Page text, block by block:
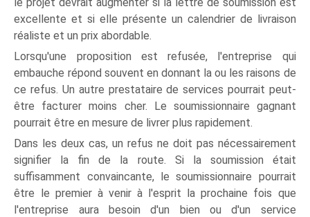
excellente et si elle présente un calendrier de livraison
réaliste et un prix abordable.
Lorsqu'une proposition est refusée, l'entreprise qui
embauche répond souvent en donnant la ou les raisons de
ce refus. Un autre prestataire de services pourrait peut-
être facturer moins cher. Le soumissionnaire gagnant
pourrait être en mesure de livrer plus rapidement.
Dans les deux cas, un refus ne doit pas nécessairement
signifier la fin de la route. Si la soumission était
suffisamment convaincante, le soumissionnaire pourrait
être le premier à venir à l'esprit la prochaine fois que
l'entreprise aura besoin d'un bien ou d'un service